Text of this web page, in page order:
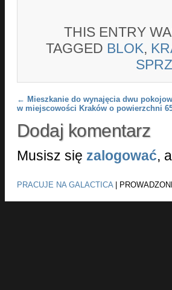
THIS ENTRY
TAGGED BLOK,
Post navigation
← Mieszkanie do wynajęcia dwu
w miejscowości Kraków o powierzchni
Dodaj komentarz
Musisz się zalogować,
PRACUJE NA GALACTICA|